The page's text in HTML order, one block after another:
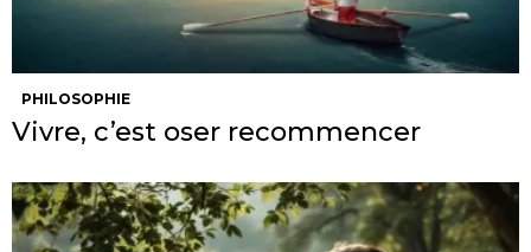
PHILOSOPHIE
Vivre, c’est oser recommencer